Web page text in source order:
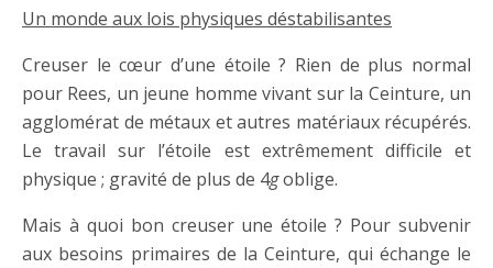
Un monde aux lois physiques déstabilisantes
Creuser le cœur d’une étoile ? Rien de plus normal
pour Rees, un jeune homme vivant sur la Ceinture, un
agglomérat de métaux et autres matériaux récupérés.
Le travail sur l’étoile est extrêmement difficile et
physique ; gravité de plus de 4goblige.
Mais à quoi bon creuser une étoile ? Pour subvenir
aux besoins primaires de la Ceinture, qui échange le